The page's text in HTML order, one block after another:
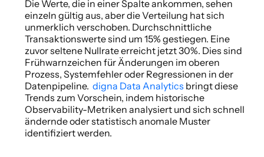
Die Werte, die in einer Spalte ankommen, sehen
einzeln gültig aus, aber die Verteilung hat sich
unmerklich verschoben. Durchschnittliche
Transaktionswerte sind um 15% gestiegen. Eine
zuvor seltene Nullrate erreicht jetzt 30%. Dies sind
Frühwarnzeichen für Änderungen im oberen
Prozess, Systemfehler oder Regressionen in der
Datenpipeline. digna Data Analytics bringt diese
Trends zum Vorschein, indem historische
Observability-Metriken analysiert und sich schnell
ändernde oder statistisch anomale Muster
identifiziert werden.